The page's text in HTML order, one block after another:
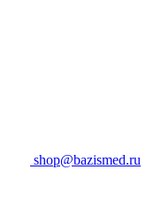
shop@bazismed.ru